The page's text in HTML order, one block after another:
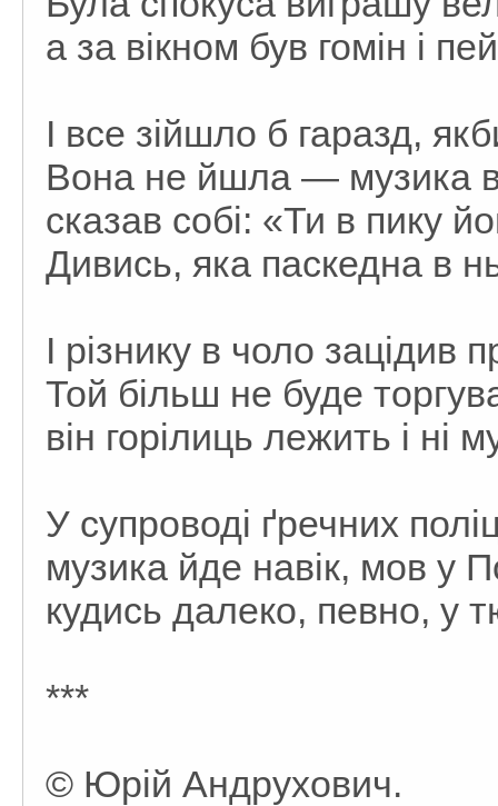
а за вікном був гомін і
І все зійшло б гаразд,
Вона не йшла — музика
сказав собі: «Ти в пику
Дивись, яка паскедна в
І різнику в чоло зацідив
Той більш не буде
він горілиць лежить і ні
У супроводі ґречних
музика йде навік, мов у
кудись далеко, певно, у
***
© Юрій Андрухович.